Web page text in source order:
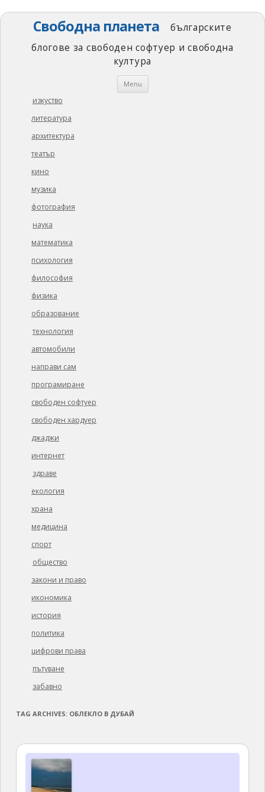
Свободна планета
българските
блогове за свободен софтуер и свободна
култура
Menu Skip
изкуство
литература
архитектура
театър
кино
музика
фотография
наука
математика
психология
философия
физика
образование
технология
автомобили
направи сам
програмиране
свободен софтуер
свободен хардуер
джаджи
интернет
здраве
екология
храна
медицина
спорт
общество
закони и право
икономика
история
политика
цифрови права
пътуване
забавно
TAG ARCHIVES: ОБЛЕКЛО В ДУБАЙ